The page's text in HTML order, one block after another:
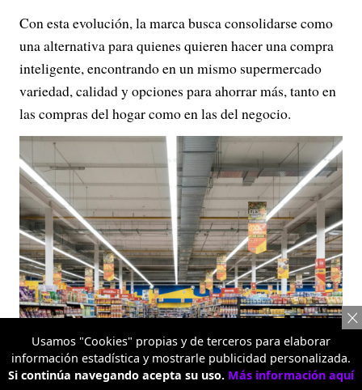
Con esta evolución, la marca busca consolidarse como
una alternativa para quienes quieren hacer una compra
inteligente, encontrando en un mismo supermercado
variedad, calidad y opciones para ahorrar más, tanto en
las compras del hogar como en las del negocio.
Usamos "Cookies" propias y de terceros para elaborar
información estadística y mostrarle publicidad personalizada.
Si continúa navegando acepta su uso. Más información aquí